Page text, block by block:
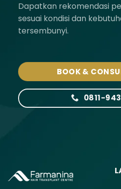
Dapatkan rekomendasi
sesuai kondisi dan
tersembunyi.
BOOK &
0811-